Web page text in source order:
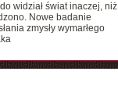
widział świat inaczej, niż
Nowe badanie
zmysły wymarłego